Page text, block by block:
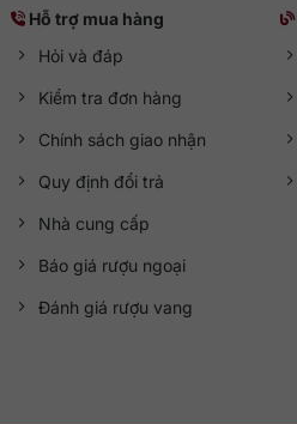
Hỗ trợ mua hàng
Hỏi và đáp
Kiểm tra đơn hàng
Chính sách giao nhận
Quy định đổi trả
Nhà cung cấp
Báo giá rượu ngoại
Đánh giá rượu vang